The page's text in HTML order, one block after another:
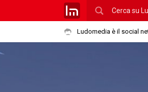
Ludomedia è il social